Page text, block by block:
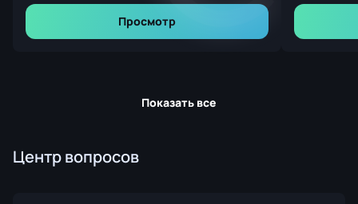
Просмотр
Показать все
Центр вопросов